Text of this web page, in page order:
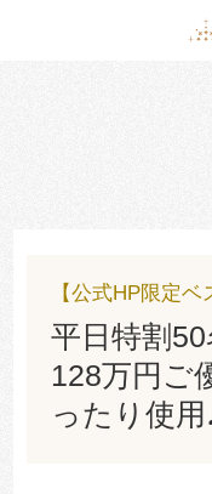
【公式HP限定ベ
平日特割
128万円ご
ったり使用